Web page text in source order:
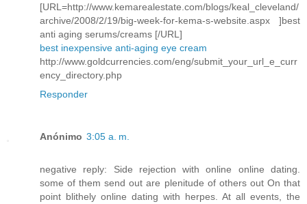
[URL=http://www.kemarealestate.com/blogs/keal_cleveland/
archive/2008/2/19/big-week-for-kema-s-website.aspx ]best
anti aging serums/creams [/URL]
best inexpensive anti-aging eye cream
http://www.goldcurrencies.com/eng/submit_your_url_e_curr
ency_directory.php
Responder
Anónimo 3:05 a. m.
negative reply: Side rejection with online online dating.
some of them send out are plenitude of others out On that
point blithely online dating with herpes. At all events, the